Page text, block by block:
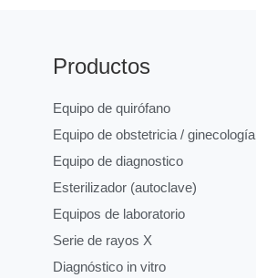
Productos
Equipo de quirófano
Equipo de obstetricia / ginecología
Equipo de diagnostico
Esterilizador (autoclave)
Equipos de laboratorio
Serie de rayos X
Diagnóstico in vitro